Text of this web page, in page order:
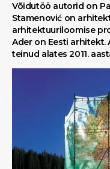
Võidutöö autorid on
Stamenović on
arhitektuuriloomise
Ader on Eesti
teinud alates 2011.